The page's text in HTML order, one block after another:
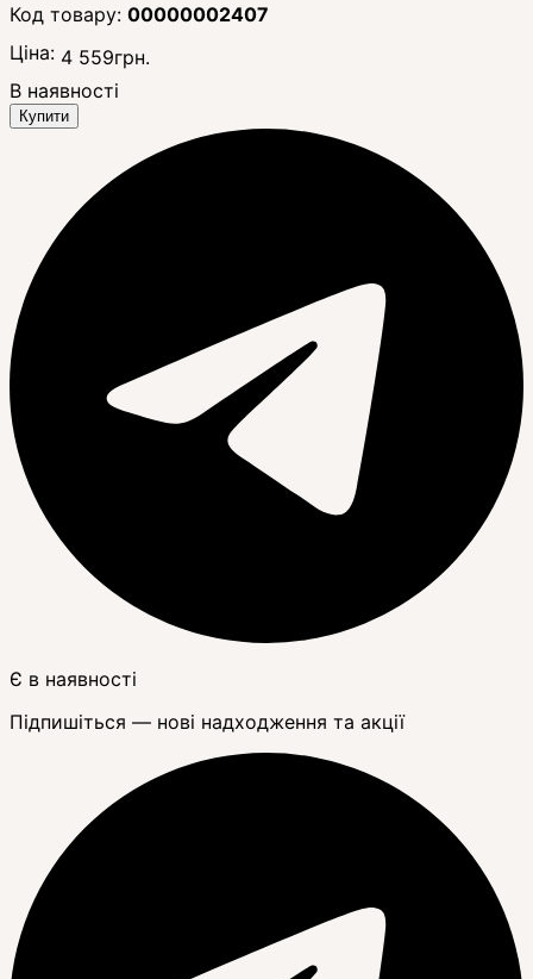
00000002407
Ціна: 4 559грн.
В наявності
Купити
Є в наявності
Підпишіться — нові надходження та акції